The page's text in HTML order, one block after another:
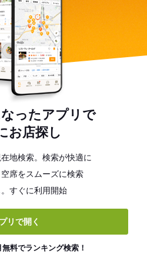
ったアプリで
お店探し
地検索。検索が快適に
席をスムーズに検索
すぐに利用開始
リで開く
料でランキング検索！